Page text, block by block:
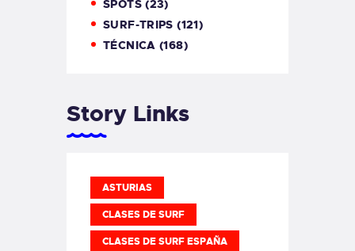
SPOTS(23)
SURF-TRIPS (121)
TÉCNICA (168)
Story Links
ASTURIAS
CLASES DE SURF
CLASES DE SURF ESPAÑA